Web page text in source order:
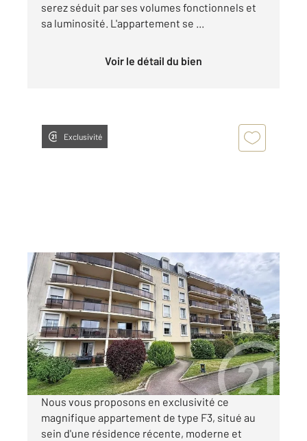
serez séduit par ses volumes fonctionnels et
sa luminosité. L'appartement se ...
Voir le détail du bien
Exclusivité
GUERET 23
74 m2, 3 pièces
Ref : 3860
Appartement F3 à vendre
110 000 €
Visiter le site dédié
Nous vous proposons en exclusivité ce
magnifique appartement de type F3, situé au
sein d'une résidence récente, moderne et